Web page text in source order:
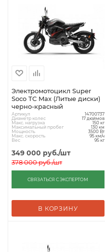
Электромотоцикл Super
Soco TC Max (Литые диски)
черно-красный
Артикул 14700737
Диаметр колес 17 дюймов
Макс. нагрузка 150 кг
Максимальный пробег 130 км
Мощность 3500 Вт
Макс. скорость 95 км/ч
Вес 95 кг
349 000 руб./шт
378 000руб./шт
СВЯЗАТЬСЯ С ЭКСПЕРТОМ
В КОРЗИНУ